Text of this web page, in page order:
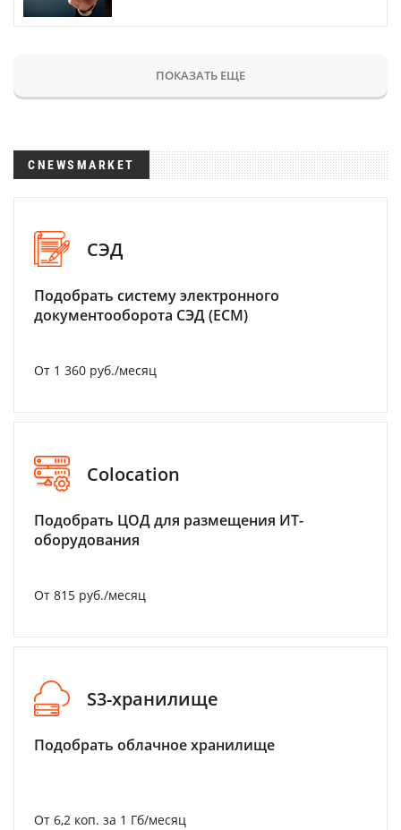
ПОКАЗАТЬ ЕЩЕ
CNEWSMARKET
СЭД
Подобрать систему электронного
документооборота СЭД (ECM)
От 1 360 руб./месяц
Colocation
Подобрать ЦОД для размещения ИТ-
оборудования
От 815 руб./месяц
S3-хранилище
Подобрать облачное хранилище
От 6,2 коп. за 1 Гб/месяц